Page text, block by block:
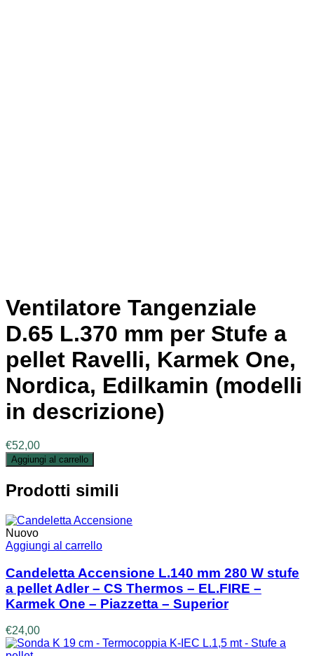
Ventilatore Tangenziale
D.65 L.370 mm per Stufe a
pellet Ravelli, Karmek One,
Nordica, Edilkamin (modelli
in descrizione)
€52,00
Aggiungi al carrello
Prodotti simili
Nuovo
Aggiungi al carrello
Candeletta Accensione L.140 mm 280 W stufe
a pellet Adler – CS Thermos – EL.FIRE –
Karmek One – Piazzetta – Superior
€24,00